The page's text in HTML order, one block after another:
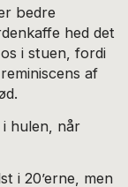
bedre
hed det
i stuen, fordi
af
hulen, når
i 20’erne, men